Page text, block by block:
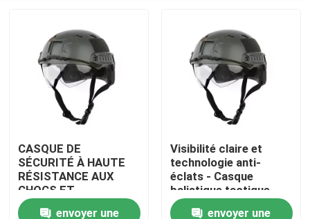
À la maison
Produits
Vidéos
CASQUE DE
SÉCURITÉ À HAUTE
RÉSISTANCE AUX
CHOCS ET
PROTECTION
envoyer une
Visibilité claire et
technologie anti-
éclats - Casque
balistique tactique
amélioré avec
envoyer une